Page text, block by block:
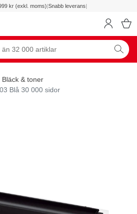
kr (exkl. moms)|Snabb leverans|
Bläck & toner
Blå 30 000 sidor